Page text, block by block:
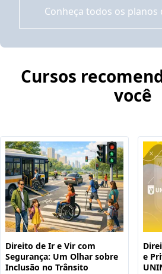
Conheça todos os planos
Cursos
você
Direito de Ir e Vir com
Segurança: Um Olhar sobre
Inclusão no Trânsito
e